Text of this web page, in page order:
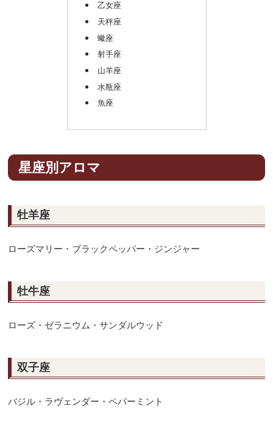
乙女座
天秤座
蠍座
射手座
山羊座
水瓶座
魚座
星座別アロマ
牡羊座
ローズマリー・ブラックペッパー・ジンジャー
牡牛座
ローズ・ゼラニウム・サンダルウッド
双子座
バジル・ラヴェンダー・ペパーミント